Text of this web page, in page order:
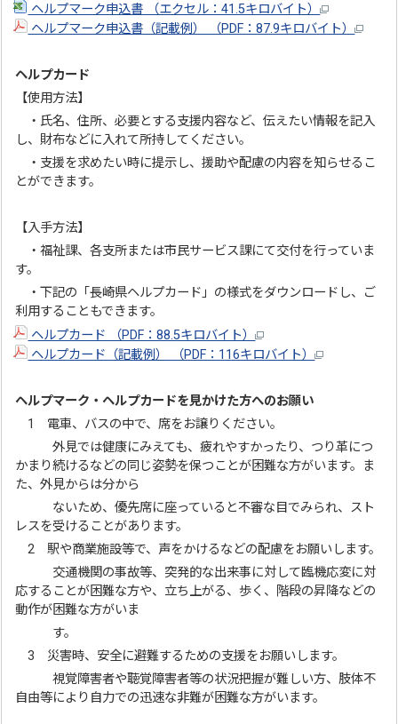
ヘルプマーク申込書 （エクセル：41.5キロバイト）
ヘルプマーク申込書（記載例） （PDF：87.9キロバイト）
ヘルプカード
【使用方法】
・氏名、住所、必要とする支援内容など、伝えたい情報を記入
し、財布などに入れて所持してください。
・支援を求めたい時に提示し、援助や配慮の内容を知らせるこ
とができます。
【入手方法】
・福祉課、各支所または市民サービス課にて交付を行っていま
す。
・下記の「長崎県ヘルプカード」の様式をダウンロードし、ご
利用することもできます。
ヘルプカード （PDF：88.5キロバイト）
ヘルプカード（記載例） （PDF：116キロバイト）
ヘルプマーク・ヘルプカードを見かけた方へのお願い
1 電車、バスの中で、席をお譲りください。
外見では健康にみえても、疲れやすかったり、つり革につ
かまり続けるなどの同じ姿勢を保つことが困難な方がいます。ま
た、外見からは分から
ないため、優先席に座っていると不審な目でみられ、スト
レスを受けることがあります。
2 駅や商業施設等で、声をかけるなどの配慮をお願いします。
交通機関の事故等、突発的な出来事に対して臨機応変に対
応することが困難な方や、立ち上がる、歩く、階段の昇降などの
動作が困難な方がいま
す。
3 災害時、安全に避難するための支援をお願いします。
視覚障害者や聴覚障害者等の状況把握が難しい方、肢体不
自由等により自力での迅速な非難が困難な方がいます。